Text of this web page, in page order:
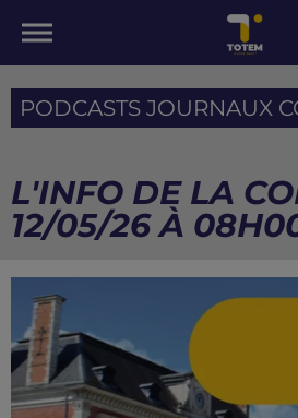
PODCASTS JOURNAUX
L'INFO DE LA
12/05/26 À